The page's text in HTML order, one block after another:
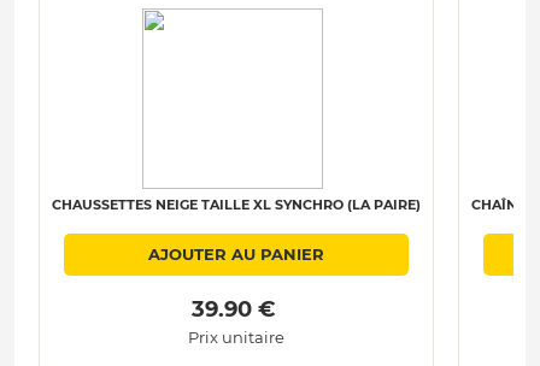
CHAUSSETTES NEIGE TAILLE XL SYNCHRO (LA PAIRE)
AJOUTER AU PANIER
39.90 €
Prix unitaire
CHAÎNES